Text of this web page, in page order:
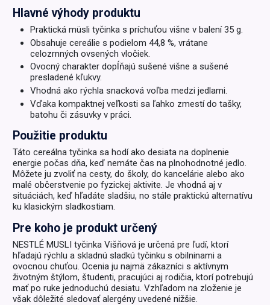
Hlavné výhody produktu
Praktická müsli tyčinka s príchuťou višne v balení 35 g.
Obsahuje cereálie s podielom 44,8 %, vrátane
celozrnných ovsených vločiek.
Ovocný charakter dopĺňajú sušené višne a sušené
presladené kľukvy.
Vhodná ako rýchla snacková voľba medzi jedlami.
Vďaka kompaktnej veľkosti sa ľahko zmestí do tašky,
batohu či zásuvky v práci.
Použitie produktu
Táto cereálna tyčinka sa hodí ako desiata na doplnenie
energie počas dňa, keď nemáte čas na plnohodnotné jedlo.
Môžete ju zvoliť na cesty, do školy, do kancelárie alebo ako
malé občerstvenie po fyzickej aktivite. Je vhodná aj v
situáciách, keď hľadáte sladšiu, no stále praktickú alternatívu
ku klasickým sladkostiam.
Pre koho je produkt určený
NESTLÉ MUSLI tyčinka Višňová je určená pre ľudí, ktorí
hľadajú rýchlu a skladnú sladkú tyčinku s obilninami a
ovocnou chuťou. Ocenia ju najmä zákazníci s aktívnym
životným štýlom, študenti, pracujúci aj rodičia, ktorí potrebujú
mať po ruke jednoduchú desiatu. Vzhľadom na zloženie je
však dôležité sledovať alergény uvedené nižšie.